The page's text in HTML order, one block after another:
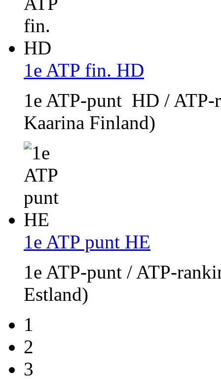
1e ATP fin. HD
1e ATP-punt HD /
Kaarina Finland)
1e ATP punt HE
1e ATP-punt / ATP-
Estland)
1
2
3